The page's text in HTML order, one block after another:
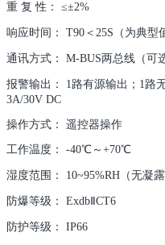
重 复 性： ≤±2%
响应时间： T90＜25S（为典型
通讯方式： M-BUS两总线（可
报警输出： 1路有源输出；1路
3A/30V DC
操作方式： 遥控器操作
工作温度： -40℃～+70℃
湿度范围： 10~95%RH（无凝露
防爆等级： ExdbⅡCT6
防护等级： IP66